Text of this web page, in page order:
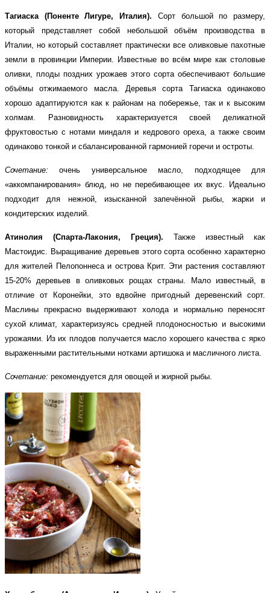
Тагиаска (Поненте Лигуре, Италия). Сорт большой по размеру,
который представляет собой небольшой объём производства в
Италии, но который составляет практически все оливковые пахотные
земли в провинции Империи. Известные во всём мире как столовые
оливки, плоды поздних урожаев этого сорта обеспечивают большие
объёмы отжимаемого масла. Деревья сорта Тагиаска одинаково
хорошо адаптируются как к районам на побережье, так и к высоким
холмам. Разновидность характеризуется своей деликатной
фруктовостью с нотами миндаля и кедрового ореха, а также своим
одинаково тонкой и сбалансированной гармонией горечи и остроты.
Сочетание: очень универсальное масло, подходящее для
«аккомпанирования» блюд, но не перебивающее их вкус. Идеально
подходит для нежной, изысканной запечённой рыбы, жарки и
кондитерских изделий.
Атинолия (Спарта-Лакония, Греция). Также известный как
Мастоидис. Выращивание деревьев этого сорта особенно характерно
для жителей Пелопоннеса и острова Крит. Эти растения составляют
15-20% деревьев в оливковых рощах страны. Мало известный, в
отличие от Коронейки, это вдвойне пригодный деревенский сорт.
Маслины прекрасно выдерживают холода и нормально переносят
сухой климат, характеризуясь средней плодоносностью и высокими
урожаями. Из их плодов получается масло хорошего качества с ярко
выраженными растительными нотками артишока и масличного листа.
Сочетание: рекомендуется для овощей и жирной рыбы.